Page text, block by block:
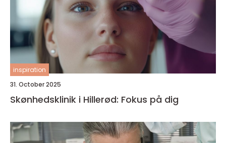
inspiration
31. October 2025
Skønhedsklinik i Hillerød: Fokus på dig